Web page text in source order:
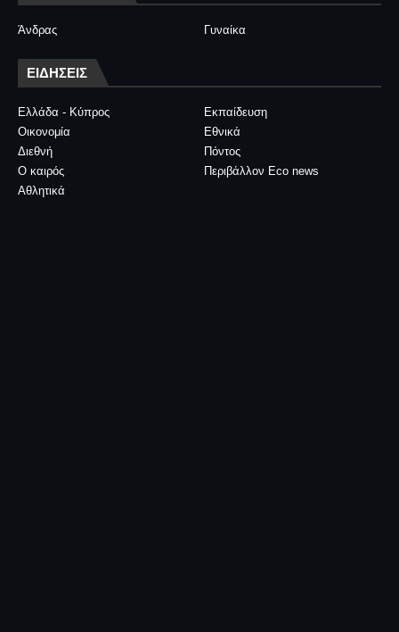
Άνδρας Γυναίκα
ΕΙΔΗΣΕΙΣ
Ελλάδα - Κύπρος
Εκπαίδευση
Οικονομία
Εθνικά
Διεθνή
Πόντος
Ο καιρός
Περιβάλλον Eco news
Αθλητικά